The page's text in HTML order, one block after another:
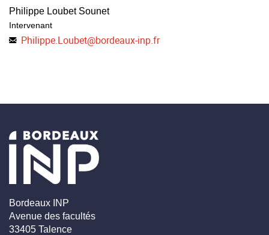
Philippe Loubet Sounet
Intervenant
Philippe.Loubet@bordeaux-inp.fr
Bordeaux INP
Avenue des facultés
33405 Talence